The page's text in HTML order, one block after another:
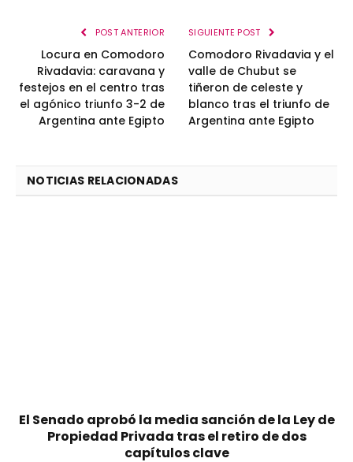
POST ANTERIOR
Locura en Comodoro
Rivadavia: caravana y
festejos en el centro tras
el agónico triunfo 3-2 de
Argentina ante Egipto
SIGUIENTE POST
Comodoro Rivadavia y el
valle de Chubut se
tiñeron de celeste y
blanco tras el triunfo de
Argentina ante Egipto
NOTICIAS RELACIONADAS
El Senado aprobó la media sanción de la Ley de
Propiedad Privada tras el retiro de dos
capítulos clave